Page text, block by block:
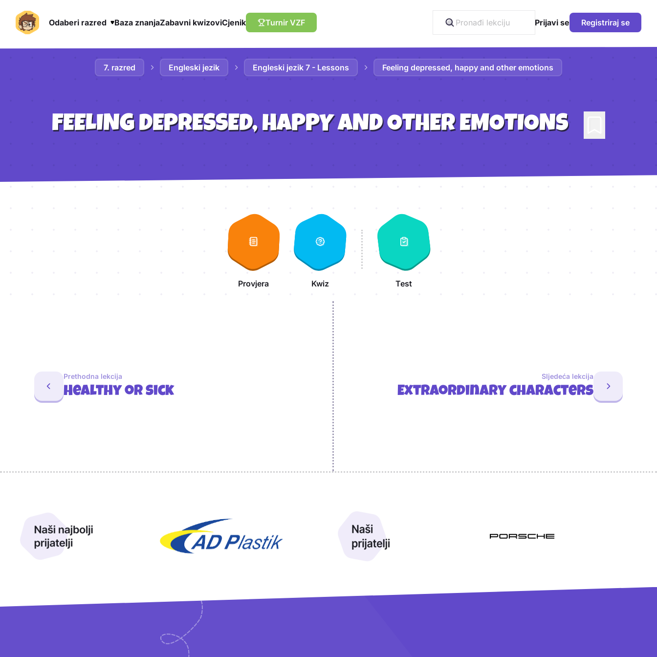
Odaberi razred Baza znanjaZabavni kwizoviCjenik Turnir VZF Prijavi se Registriraj se
7. razred
Engleski jezik Engleski jezik 7 - Lessons Feeling depressed, happy and other emotions
FEELING DEPRESSED, HAPPY AND OTHER EMOTIONS
Provjera Kwiz Test
Prethodna lekcija
Healthy or sick
Sljedeća lekcija
Extraordinary characters